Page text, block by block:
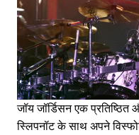
जॉय जॉर्डिसन एक
स्लिपनॉट के साथ अपने